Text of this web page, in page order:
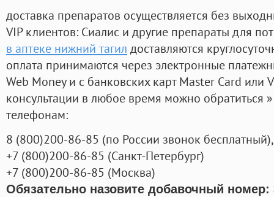
доставка препаратов осуществляется без
VIP клиентов: Сиалис и другие препараты для
в аптеке нижний тагил доставляются
оплата принимаются через электронные
Web Money и с банковских карт Master Card или
консультации в любое время можно обратиться
телефонам:
8 (800)200-86-85 (по России звонок бесплатный),
+7 (800)200-86-85 (Санкт-Петербург)
+7 (800)200-86-85 (Москва)
Обязательно назовите добавочный номер: